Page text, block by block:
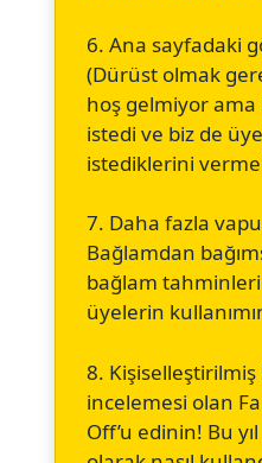
6. Ana sayfadaki
(Dürüst olmak
hoş gelmiyor ama
istedi ve biz de
istediklerini
7. Daha fazla
Bağlamdan
bağlam
üyelerin
8. Kişiselleştirilmiş
incelemesi olan
Off’u edinin! Bu